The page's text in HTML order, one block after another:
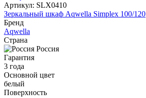
Артикул: SLX0410
Зеркальный шкаф Aqwella Simplex 100/120
Бренд
Aqwella
Страна
Россия
Гарантия
3 года
Основной цвет
белый
Поверхность